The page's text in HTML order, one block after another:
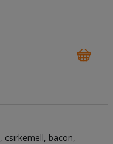
csirkemell bacon